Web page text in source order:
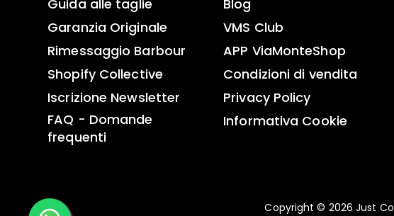
Guida alle taglie
Garanzia Originale
Rimessaggio Barbour
Shopify Collective
Iscrizione Newsletter
FAQ - Domande
frequenti
Blog
VMS Club
APP ViaMonteShop
Condizioni di vendita
Privacy Policy
Informativa Cookie
Copyright © 2026 Just